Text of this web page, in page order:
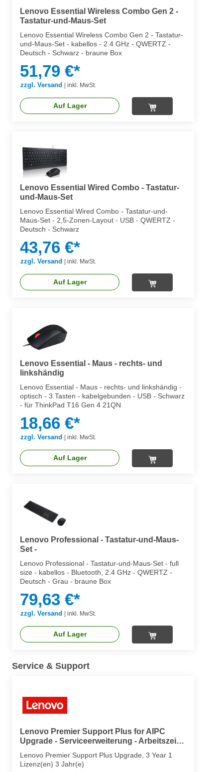
Lenovo Essential Wireless Combo Gen 2 -
Tastatur-und-Maus-Set
Lenovo Essential Wireless Combo Gen 2 - Tastatur-
und-Maus-Set - kabellos - 2.4 GHz - QWERTZ -
Deutsch - Schwarz - braune Box
51,79 €*
zzgl. Versand inkl. MwSt.
Auf Lager
Lenovo Essential Wired Combo - Tastatur-
und-Maus-Set
Lenovo Essential Wired Combo - Tastatur-und-
Maus-Set - 2,5-Zonen-Layout - USB - QWERTZ -
Deutsch - Schwarz
43,76 €*
zzgl. Versand inkl. MwSt.
Auf Lager
Lenovo Essential - Maus - rechts- und
linkshändig
Lenovo Essential - Maus - rechts- und linkshändig -
optisch - 3 Tasten - kabelgebunden - USB - Schwarz
- für ThinkPad T16 Gen 4 21QN
18,66 €*
zzgl. Versand inkl. MwSt.
Auf Lager
Lenovo Professional - Tastatur-und-Maus-
Set -
Lenovo Professional - Tastatur-und-Maus-Set - full
size - kabellos - Bluetooth, 2.4 GHz - QWERTZ -
Deutsch - Grau - braune Box
79,63 €*
zzgl. Versand | inkl. MwSt.
Auf Lager
Service & Support
Lenovo Premier Support Plus for AIPC
Upgrade - Serviceerweiterung - Arbeitszeit
Lenovo Premier Support Plus Upgrade, 3 Year 1
Lizenz(en) 3 Jahr(e)